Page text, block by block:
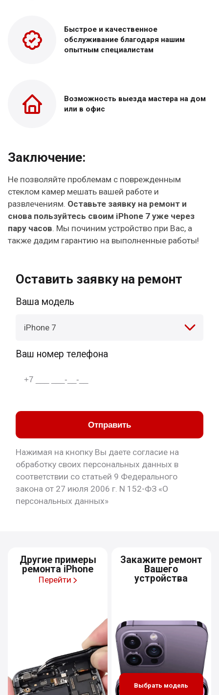
Быстрое и качественное
обслуживание благодаря нашим
опытным специалистам
Возможность выезда мастера на дом
или в офис
Заключение:
Не позволяйте проблемам с поврежденным
стеклом камер мешать вашей работе и
развлечениям. Оставьте заявку на ремонт и
снова пользуйтесь своим iPhone 7 уже через
пару часов. Мы починим устройство при Вас, а
также дадим гарантию на выполненные работы!
Оставить заявку на ремонт
Ваша модель
iPhone 7
Ваш номер телефона
Отправить
Нажимая на кнопку Вы даете согласие на
обработку своих персональных данных в
соответствии со статьей 9 Федерального
закона от 27 июля 2006 г. N 152-ФЗ «О
персональных данных»
Другие примеры
ремонта iPhone
Перейти
Закажите ремонт
Вашего
устройства
Выбрать модель